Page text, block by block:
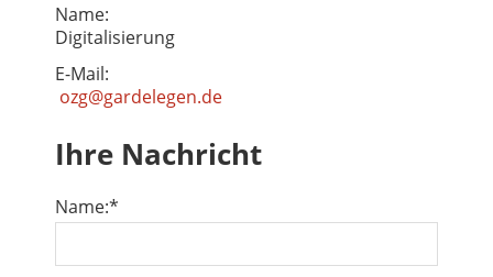
Name:
Digitalisierung
E-Mail:
ozg@gardelegen.de
Ihre Nachricht
Name:*